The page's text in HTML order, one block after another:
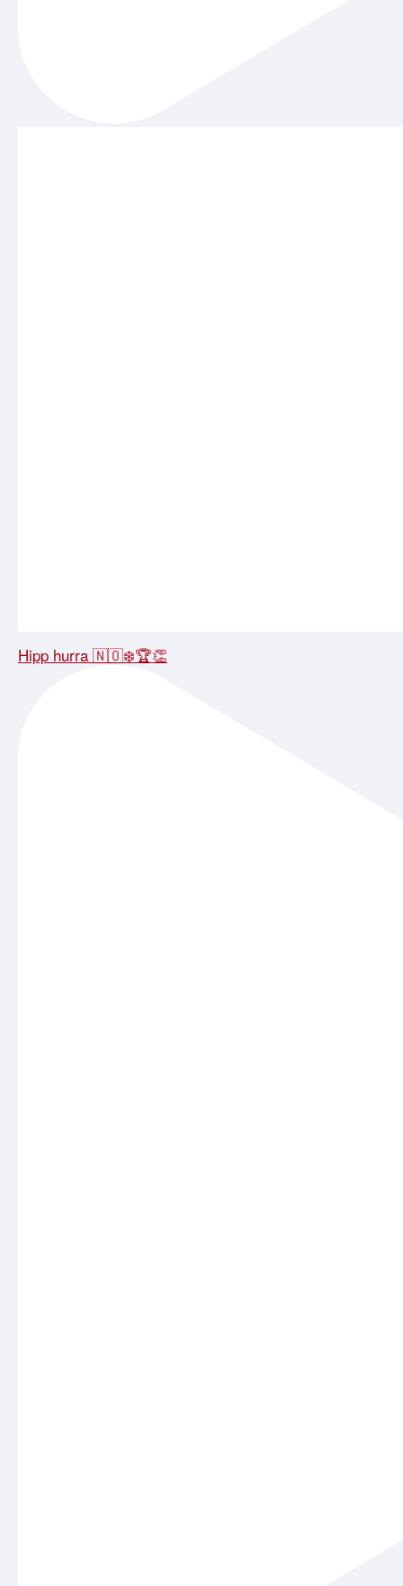
Hipp hurra 🇳🇴❄️🏆👏